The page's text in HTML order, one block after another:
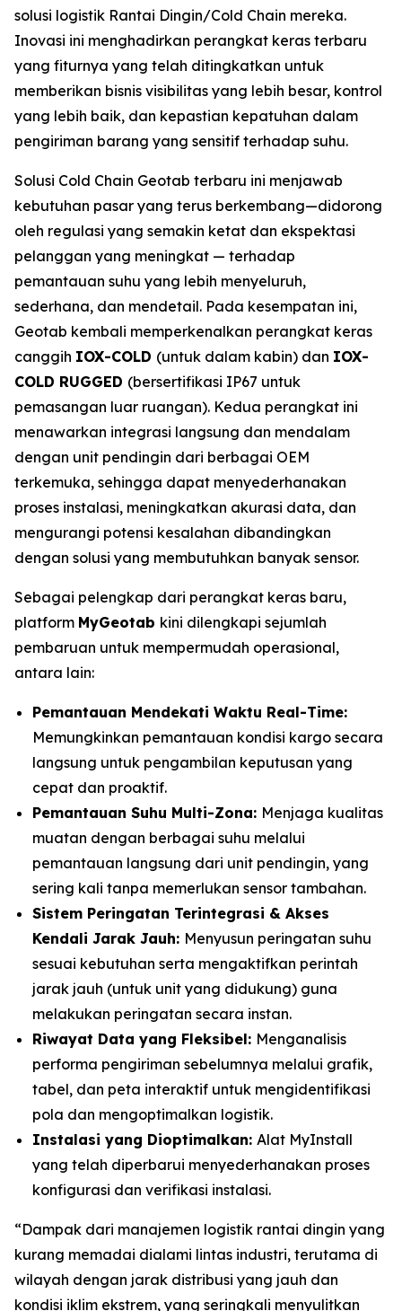
solusi logistik Rantai Dingin/Cold Chain mereka.
Inovasi ini menghadirkan perangkat keras terbaru
yang fiturnya yang telah ditingkatkan untuk
memberikan bisnis visibilitas yang lebih besar, kontrol
yang lebih baik, dan kepastian kepatuhan dalam
pengiriman barang yang sensitif terhadap suhu.
Solusi Cold Chain Geotab terbaru ini menjawab
kebutuhan pasar yang terus berkembang—didorong
oleh regulasi yang semakin ketat dan ekspektasi
pelanggan yang meningkat — terhadap
pemantauan suhu yang lebih menyeluruh,
sederhana, dan mendetail. Pada kesempatan ini,
Geotab kembali memperkenalkan perangkat keras
canggih IOX-COLD (untuk dalam kabin) dan IOX-
COLD RUGGED (bersertifikasi IP67 untuk
pemasangan luar ruangan). Kedua perangkat ini
menawarkan integrasi langsung dan mendalam
dengan unit pendingin dari berbagai OEM
terkemuka, sehingga dapat menyederhanakan
proses instalasi, meningkatkan akurasi data, dan
mengurangi potensi kesalahan dibandingkan
dengan solusi yang membutuhkan banyak sensor.
Sebagai pelengkap dari perangkat keras baru,
platform MyGeotab kini dilengkapi sejumlah
pembaruan untuk mempermudah operasional,
antara lain:
Pemantauan Mendekati Waktu Real-Time:
Memungkinkan pemantauan kondisi kargo secara
langsung untuk pengambilan keputusan yang
cepat dan proaktif.
Pemantauan Suhu Multi-Zona: Menjaga kualitas
muatan dengan berbagai suhu melalui
pemantauan langsung dari unit pendingin, yang
sering kali tanpa memerlukan sensor tambahan.
Sistem Peringatan Terintegrasi & Akses
Kendali Jarak Jauh: Menyusun peringatan suhu
sesuai kebutuhan serta mengaktifkan perintah
jarak jauh (untuk unit yang didukung) guna
melakukan peringatan secara instan.
Riwayat Data yang Fleksibel: Menganalisis
performa pengiriman sebelumnya melalui grafik,
tabel, dan peta interaktif untuk mengidentifikasi
pola dan mengoptimalkan logistik.
Instalasi yang Dioptimalkan: Alat MyInstall
yang telah diperbarui menyederhanakan proses
konfigurasi dan verifikasi instalasi.
“Dampak dari manajemen logistik rantai dingin yang
kurang memadai dialami lintas industri, terutama di
wilayah dengan jarak distribusi yang jauh dan
kondisi iklim ekstrem, yang seringkali menyulitkan